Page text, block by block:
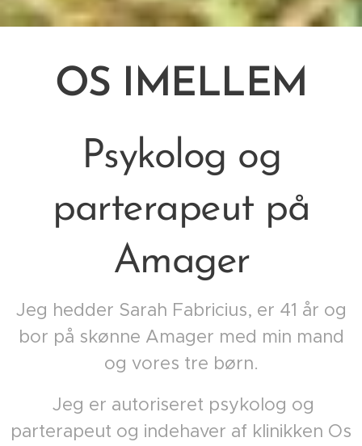
OS IMELLEM
Psykolog og
parterapeut på
Amager
Jeg hedder Sarah Fabricius, er 41 år og
bor på skønne Amager med min mand
og vores tre børn.
Jeg er autoriseret psykolog og
parterapeut og indehaver af klinikken Os